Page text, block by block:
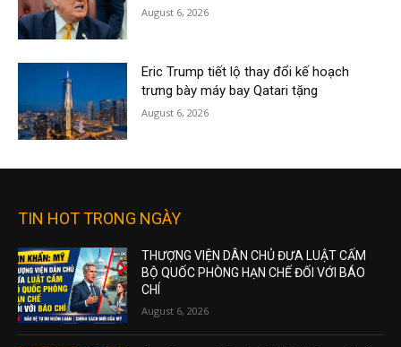
August 6, 2026
Eric Trump tiết lộ thay đổi kế hoạch
trưng bày máy bay Qatari tặng
August 6, 2026
TIN HOT TRONG NGÀY
THƯỢNG VIỆN DÂN CHỦ ĐƯA LUẬT CẤM
BỘ QUỐC PHÒNG HẠN CHẾ ĐỐI VỚI BÁO
CHÍ
August 6, 2026